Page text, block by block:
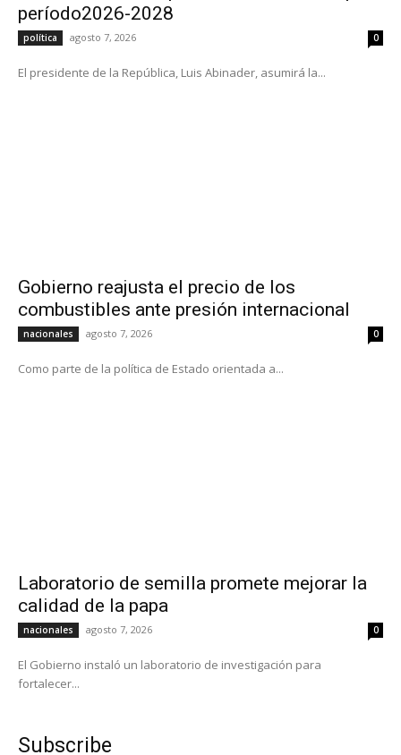
período2026-2028
política agosto 7, 2026 0
El presidente de la República, Luis Abinader, asumirá la...
Gobierno reajusta el precio de los
combustibles ante presión internacional
nacionales agosto 7, 2026 0
Como parte de la política de Estado orientada a...
Laboratorio de semilla promete mejorar la
calidad de la papa
nacionales agosto 7, 2026 0
El Gobierno instaló un laboratorio de investigación para
fortalecer...
Subscribe